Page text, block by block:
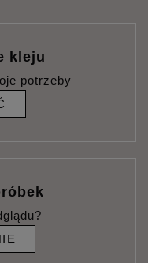
kleju
potrzeby